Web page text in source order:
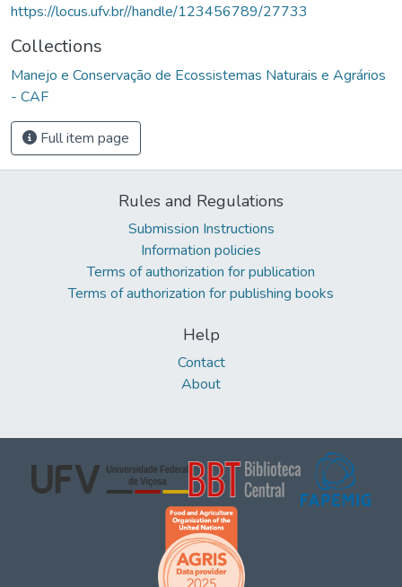
https://locus.ufv.br//handle/123456789/27733
Collections
Manejo e Conservação de Ecossistemas Naturais e Agrários
- CAF
Full item page
Rules and Regulations
Submission Instructions
Information policies
Terms of authorization for publication
Terms of authorization for publishing books
Help
Contact
About